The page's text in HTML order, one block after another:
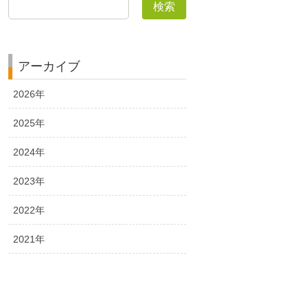
検索
アーカイブ
2026年
2025年
2024年
2023年
2022年
2021年